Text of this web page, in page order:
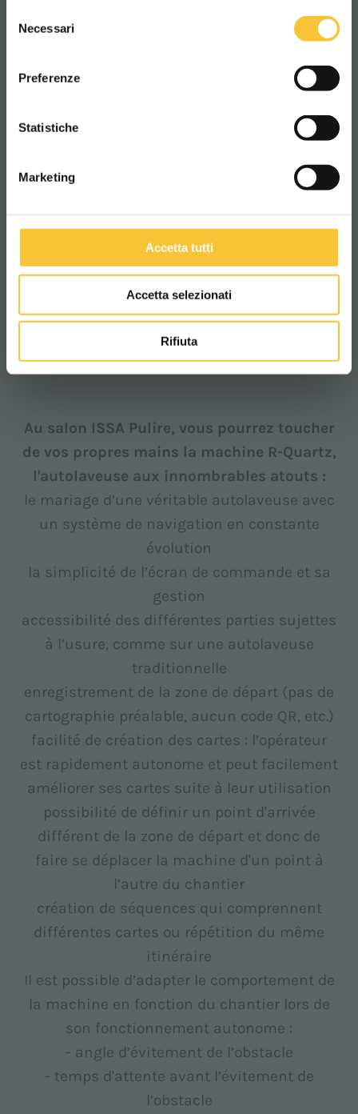
delNecessari
Preferenze
Statistiche
Marketing
Accetta tutti
Accetta selezionati
Rifiuta
Au salon ISSA Pulire, vous pourrez toucher
de vos propres mains la machine R-Quartz,
l'autolaveuse aux innombrables atouts :
le mariage d’une véritable autolaveuse avec
un système de navigation en constante
évolution
la simplicité de l’écran de commande et sa
gestion
accessibilité des différentes parties sujettes
à l’usure, comme sur une autolaveuse
traditionnelle
enregistrement de la zone de départ (pas de
cartographie préalable, aucun code QR, etc.)
facilité de création des cartes : l’opérateur
est rapidement autonome et peut facilement
améliorer ses cartes suite à leur utilisation
possibilité de définir un point d'arrivée
différent de la zone de départ et donc de
faire se déplacer la machine d'un point à
l’autre du chantier
création de séquences qui comprennent
différentes cartes ou répétition du même
itinéraire
Il est possible d’adapter le comportement de
la machine en fonction du chantier lors de
son fonctionnement autonome :
- angle d’évitement de l’obstacle
- temps d'attente avant l’évitement de
l’obstacle